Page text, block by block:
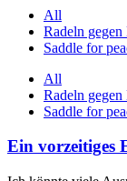
All
Radeln
Saddle for
All
Radeln
Saddle for
Ein vorzeitiges